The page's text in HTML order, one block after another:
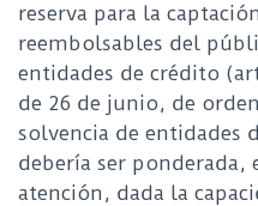
reserva para la
reembolsables del
entidades de crédito
de 26 de junio, de
solvencia de entidades
debería ser ponderada,
atención, dada la